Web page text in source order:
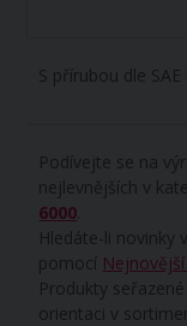
S přírubou dle SAE
Podívejte se na
nejlevnějších v
6000
Hledáte-li novinky
pomocí Nejnovější
Produkty
orientaci v